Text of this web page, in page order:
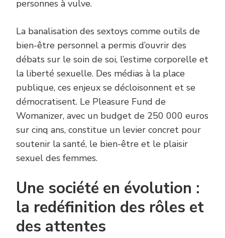
personnes à vulve.
La banalisation des sextoys comme outils de
bien-être personnel a permis d’ouvrir des
débats sur le soin de soi, l’estime corporelle et
la liberté sexuelle. Des médias à la place
publique, ces enjeux se décloisonnent et se
démocratisent. Le Pleasure Fund de
Womanizer, avec un budget de 250 000 euros
sur cinq ans, constitue un levier concret pour
soutenir la santé, le bien-être et le plaisir
sexuel des femmes.
Une société en évolution :
la redéfinition des rôles et
des attentes